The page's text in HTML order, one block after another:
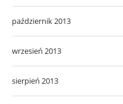
październik 2013
wrzesień 2013
sierpień 2013